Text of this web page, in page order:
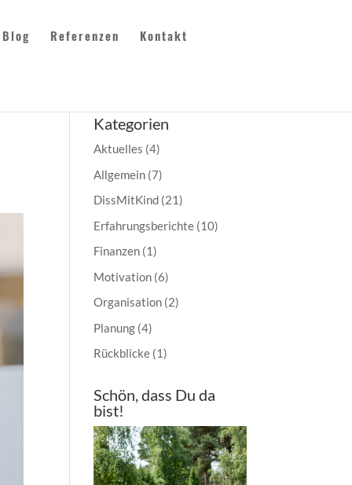
Blog Referenzen Kontakt
Kategorien
Aktuelles (4)
Allgemein (7)
DissMitKind (21)
Erfahrungsberichte (10)
Finanzen (1)
Motivation (6)
Organisation (2)
Planung (4)
Rückblicke (1)
Schön, dass Du da
bist!